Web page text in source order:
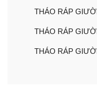
THÁO RÁP
THÁO RÁP
THÁO RÁP